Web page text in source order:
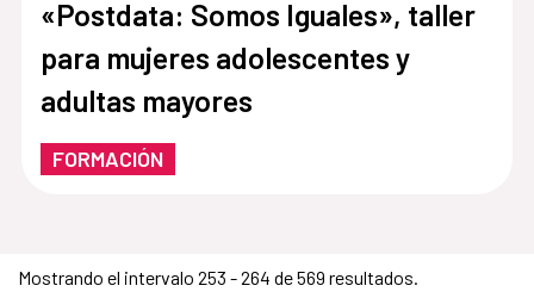
«Postdata: Somos Iguales», taller
para mujeres adolescentes y
adultas mayores
FORMACIÓN
Mostrando el intervalo 253 - 264 de 569 resultados.